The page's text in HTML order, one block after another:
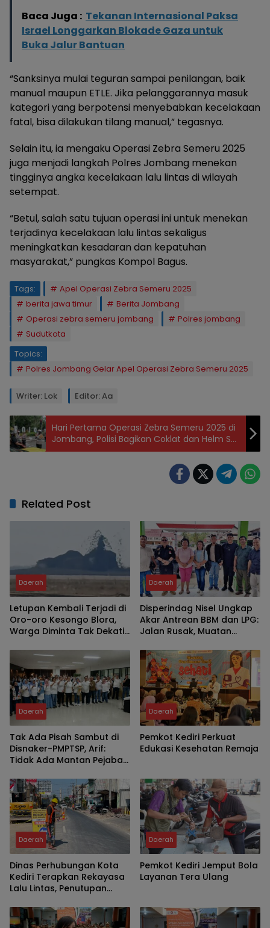
Baca Juga : Tekanan Internasional Paksa
Israel Longgarkan Blokade Gaza untuk
Buka Jalur Bantuan
“Sanksinya mulai teguran sampai penilangan, baik
manual maupun ETLE. Jika pelanggarannya masuk
kategori yang berpotensi menyebabkan kecelakaan
fatal, bisa dilakukan tilang manual,” tegasnya.
Selain itu, ia mengaku Operasi Zebra Semeru 2025
juga menjadi langkah Polres Jombang menekan
tingginya angka kecelakaan lalu lintas di wilayah
setempat.
“Betul, salah satu tujuan operasi ini untuk menekan
terjadinya kecelakaan lalu lintas sekaligus
meningkatkan kesadaran dan kepatuhan
masyarakat,” pungkas Kompol Bagus.
Tags:
Apel Operasi Zebra Semeru 2025
berita jawa timur
Berita Jombang
Operasi zebra semeru jombang
Polres jombang
Sudutkota
Topics:
Polres Jombang Gelar Apel Operasi Zebra Semeru 2025
Writer: Lok Editor: Aa
Hari Pertama Operasi Zebra Semeru 2025 di
Jombang, Polisi Bagikan Coklat dan Helm SNI
ke Pengendara
Related Post
Daerah
Letupan Kembali Terjadi di
Oro-oro Kesongo Blora,
Warga Diminta Tak Dekati
Daerah
Disperindag Nisel Ungkap
Akar Antrean BBM dan LPG:
Jalan Rusak, Muatan
Terganggu
Daerah
Tak Ada Pisah Sambut di
Disnaker-PMPTSP, Arif:
Tidak Ada Mantan Pejabat,
Daerah
Pemkot Kediri Perkuat
Edukasi Kesehatan Remaja
Daerah
Dinas Perhubungan Kota
Kediri Terapkan Rekayasa
Lalu Lintas, Penutupan
Daerah
Pemkot Kediri Jemput Bola
Layanan Tera Ulang